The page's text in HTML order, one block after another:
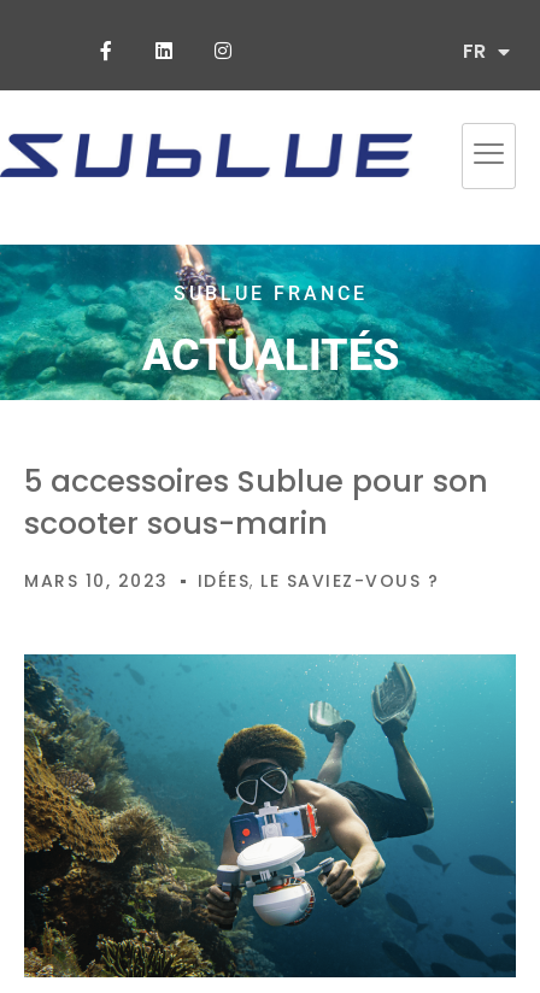
FR
PT
SUBLUE FRANCE
ACTUALITÉS
5 accessoires Sublue pour son
scooter sous-marin
MARS 10, 2023 IDÉES, LE SAVIEZ-VOUS ?